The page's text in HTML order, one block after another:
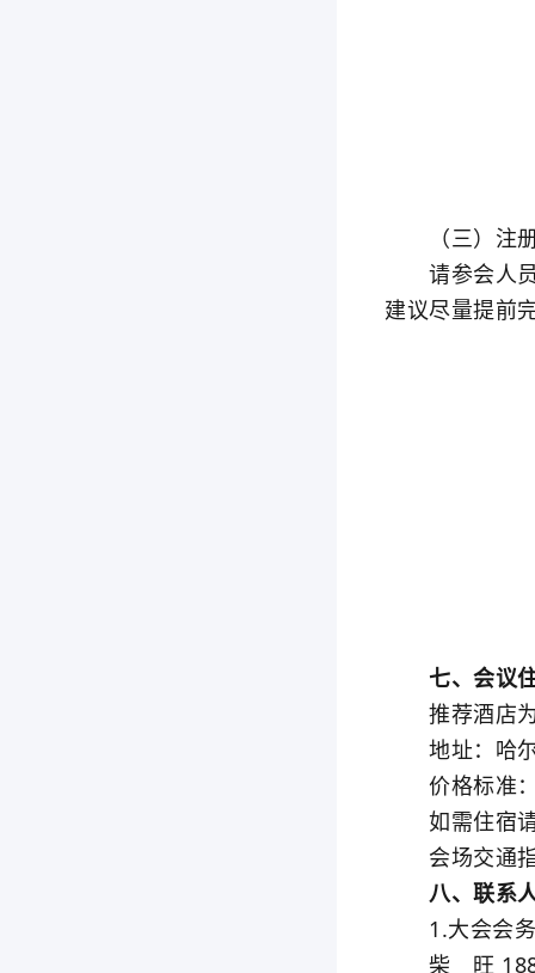
（三）注册
请参会人员
建议尽量提前
七、会议
推荐酒店为
地址：哈尔
价格标准：
如需住宿请
会场交通指
八、联系人
1.大会会务
柴 旺